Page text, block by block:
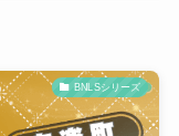
BNLSシリーズ